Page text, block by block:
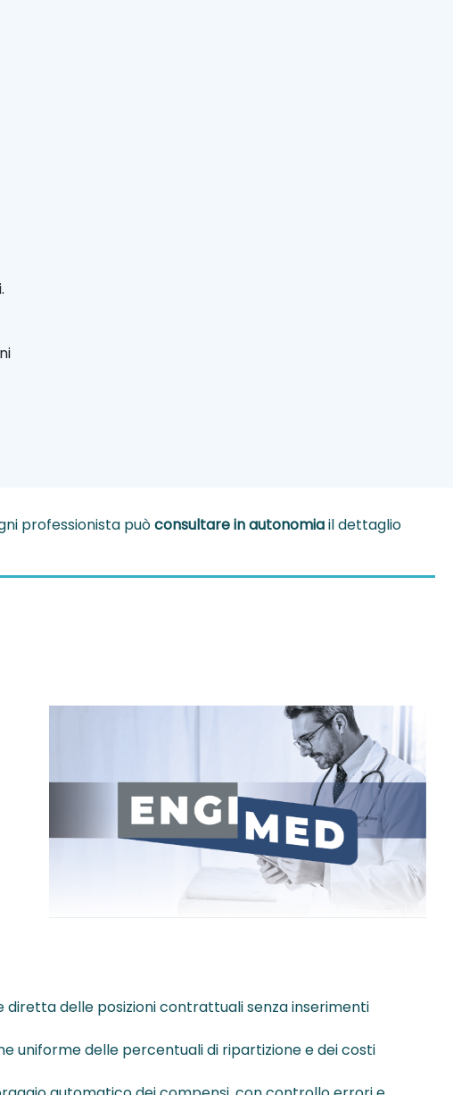
professionista puòconsultare in autonomiail dettaglio
diretta delle posizioni contrattuali senza inserimenti
uniforme delle percentuali di ripartizione e dei costi